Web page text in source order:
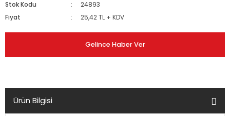
Stok Kodu
24893
Fiyat
25,42 TL + KDV
Gelince Haber Ver
Ürün Bilgisi